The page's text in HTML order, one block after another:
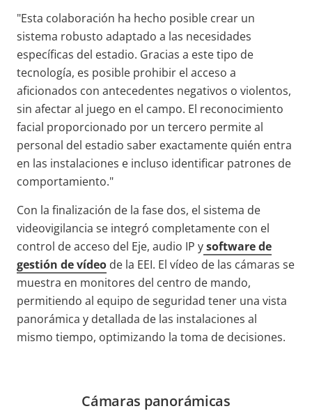
"Esta colaboración ha hecho posible crear un
sistema robusto adaptado a las necesidades
específicas del estadio. Gracias a este tipo de
tecnología, es posible prohibir el acceso a
aficionados con antecedentes negativos o violentos,
sin afectar al juego en el campo. El reconocimiento
facial proporcionado por un tercero permite al
personal del estadio saber exactamente quién entra
en las instalaciones e incluso identificar patrones de
comportamiento."
Con la finalización de la fase dos, el sistema de
videovigilancia se integró completamente con el
control de acceso del Eje, audio IP ysoftware de
gestión de vídeo de la EEI. El vídeo de las cámaras se
muestra en monitores del centro de mando,
permitiendo al equipo de seguridad tener una vista
panorámica y detallada de las instalaciones al
mismo tiempo, optimizando la toma de decisiones.
Cámaras panorámicas